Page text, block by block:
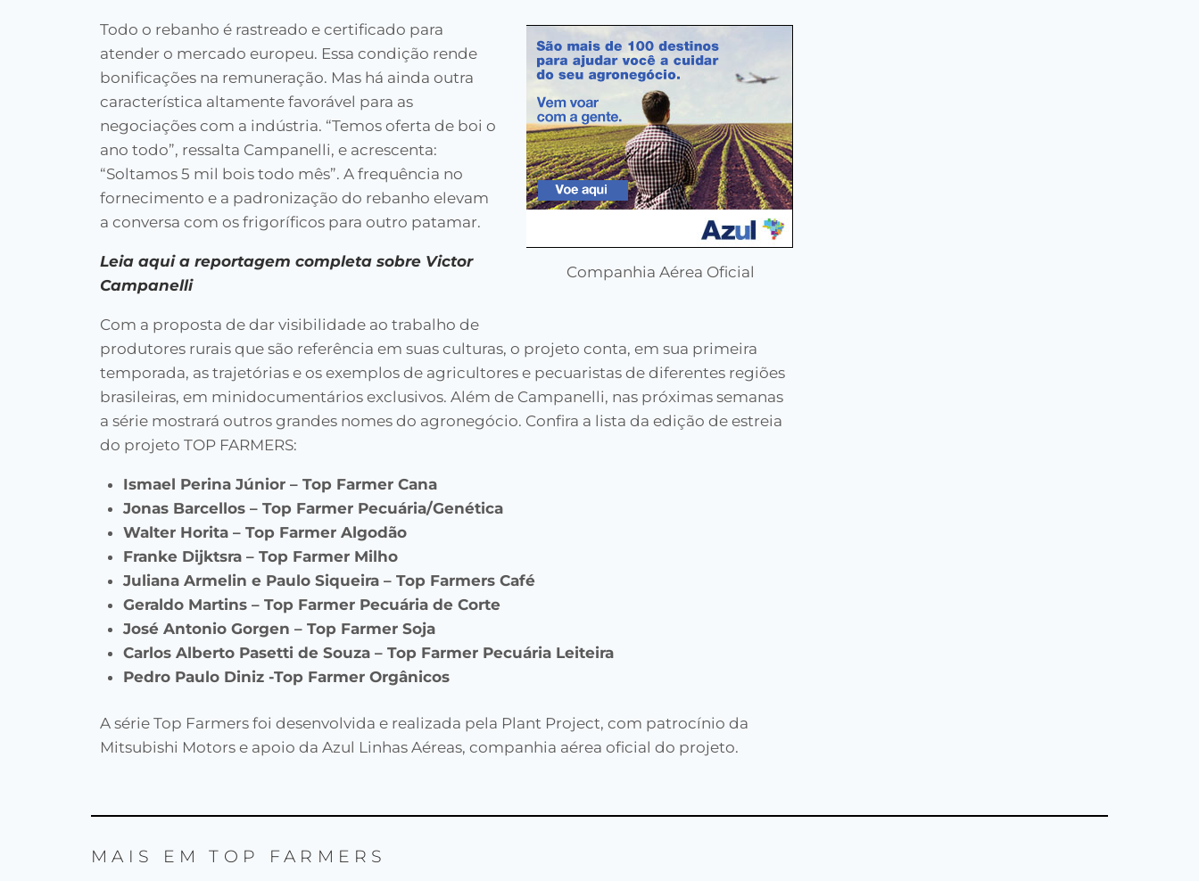
Companhia Aérea Oficial
Todo o rebanho é rastreado e certificado para
atender o mercado europeu. Essa condição rende
bonificações na remuneração. Mas há ainda outra
característica altamente favorável para as
negociações com a indústria. “Temos oferta de boi o
ano todo”, ressalta Campanelli, e acrescenta:
“Soltamos 5 mil bois todo mês”. A frequência no
fornecimento e a padronização do rebanho elevam
a conversa com os frigoríficos para outro patamar.
Leia aqui a reportagem completa sobre Victor
Campanelli
Com a proposta de dar visibilidade ao trabalho de
produtores rurais que são referência em suas culturas, o projeto conta, em sua primeira
temporada, as trajetórias e os exemplos de agricultores e pecuaristas de diferentes regiões
brasileiras, em minidocumentários exclusivos. Além de Campanelli, nas próximas semanas
a série mostrará outros grandes nomes do agronegócio. Confira a lista da edição de estreia
do projeto TOP FARMERS:
Ismael Perina Júnior – Top Farmer Cana
Jonas Barcellos – Top Farmer Pecuária/Genética
Walter Horita – Top Farmer Algodão
Franke Dijktsra – Top Farmer Milho
Juliana Armelin e Paulo Siqueira – Top Farmers Café
Geraldo Martins – Top Farmer Pecuária de Corte
José Antonio Gorgen – Top Farmer Soja
Carlos Alberto Pasetti de Souza – Top Farmer Pecuária Leiteira
Pedro Paulo Diniz -Top Farmer Orgânicos
A série Top Farmers foi desenvolvida e realizada pela Plant Project, com patrocínio da
Mitsubishi Motors e apoio da Azul Linhas Aéreas, companhia aérea oficial do projeto.
MAIS EMTOP FARMERS